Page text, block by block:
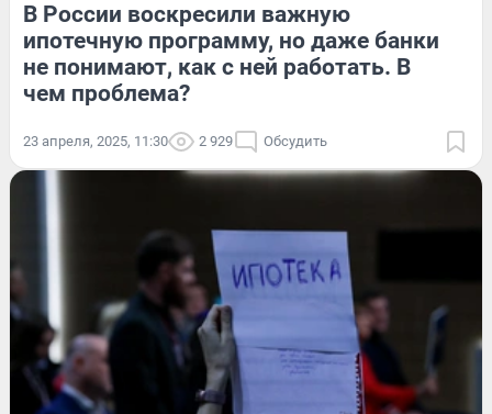
В России воскресили важную
ипотечную программу, но даже банки
не понимают, как с ней работать. В
чем проблема?
23 апреля, 2025, 11:30 2 929 Обсудить